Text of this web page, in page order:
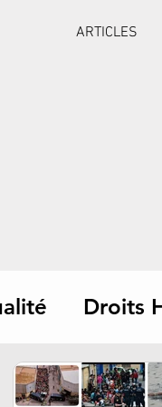
ARTICLES
Droits
Interviews